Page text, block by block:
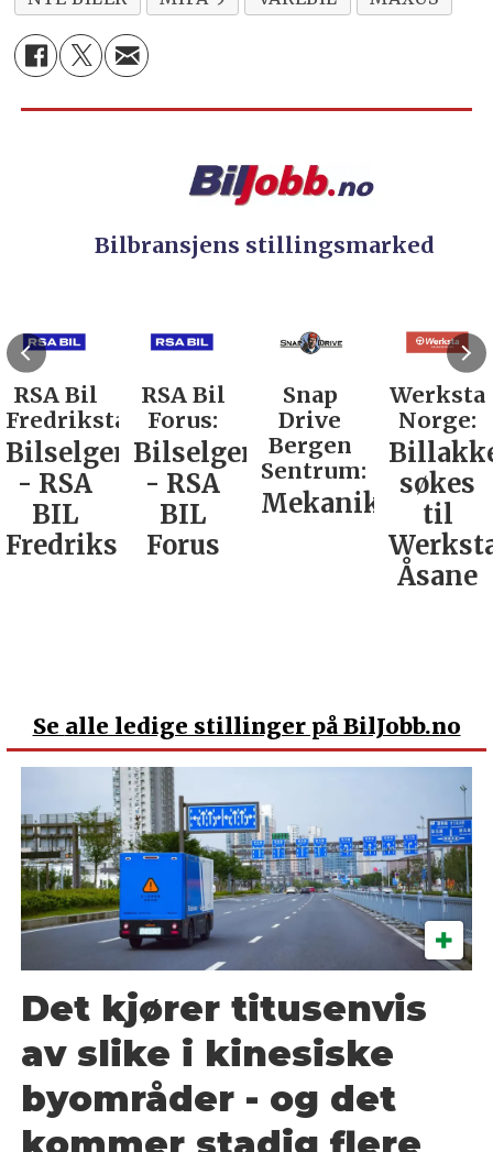
Bilbransjens stillingsmarked
RSA Bil
Fredrikstad:
Bilselger
- RSA
BIL
Fredrikstad
RSA Bil
Forus:
Bilselger
- RSA
BIL
Forus
Snap
Drive
Bergen
Sentrum:
Mekaniker
Werksta
Norge:
søkes
til
Åsane
Se alle ledige stillinger på BilJobb.no
Det kjører titusenvis
av slike i kinesiske
byområder - og det